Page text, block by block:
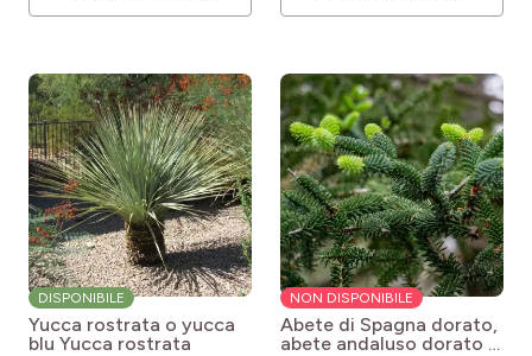
DISPONIBILE
Yucca rostrata o yucca
blu Yucca rostrata
NON DISPONIBILE
Abete di Spagna dorato,
abete andaluso dorato o